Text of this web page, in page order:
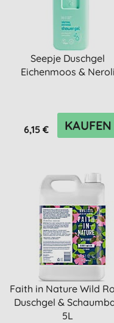
Seepje Duschgel
Eichenmoos & Neroli
6,15 € KAUFEN
Faith in Nature Wild
Duschgel &
5L